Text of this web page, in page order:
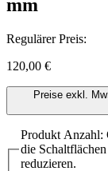
mm
Regulärer Preis:
120,00 €
Preise exkl.
Produkt Anzahl:
die
reduzieren.